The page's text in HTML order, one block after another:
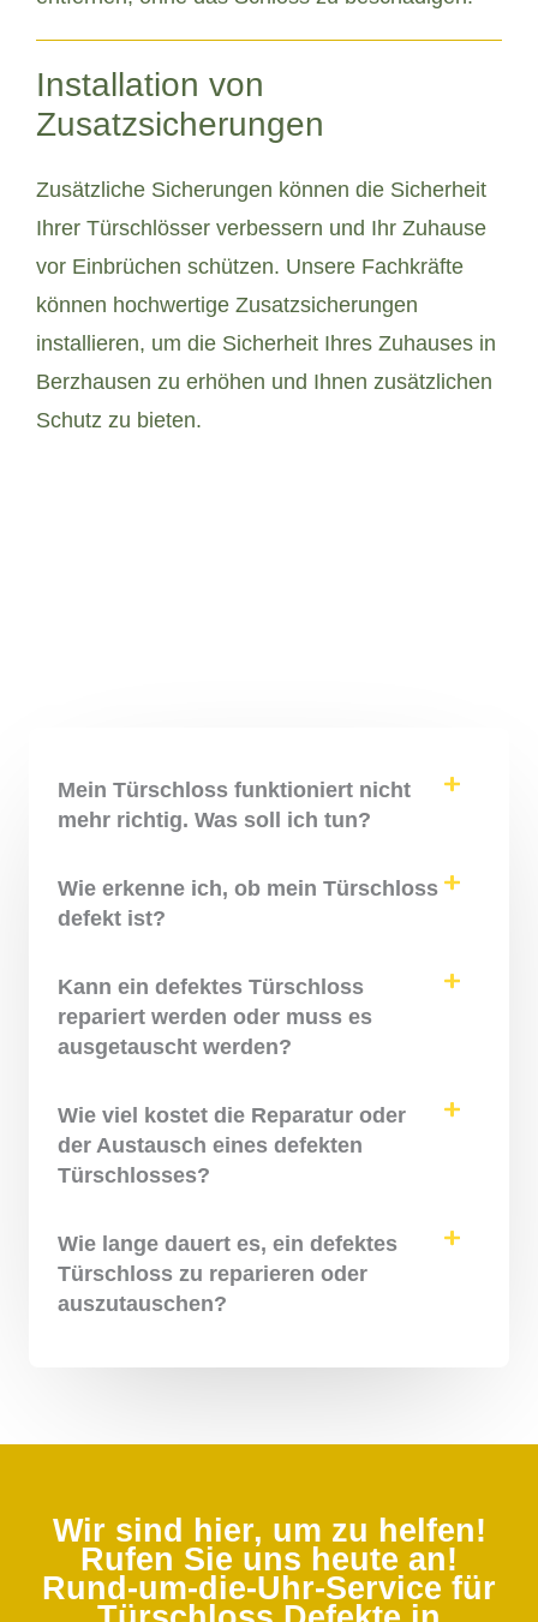
Installation von
Zusatzsicherungen
Zusätzliche Sicherungen können die Sicherheit
Ihrer Türschlösser verbessern und Ihr Zuhause
vor Einbrüchen schützen. Unsere Fachkräfte
können hochwertige Zusatzsicherungen
installieren, um die Sicherheit Ihres Zuhauses in
Berzhausen zu erhöhen und Ihnen zusätzlichen
Schutz zu bieten.
Mein Türschloss funktioniert nicht
mehr richtig. Was soll ich tun?
Wie erkenne ich, ob mein Türschloss
defekt ist?
Kann ein defektes Türschloss
repariert werden oder muss es
ausgetauscht werden?
Wie viel kostet die Reparatur oder
der Austausch eines defekten
Türschlosses?
Wie lange dauert es, ein defektes
Türschloss zu reparieren oder
auszutauschen?
Wir sind hier, um zu helfen!
Rufen Sie uns heute an!
Rund-um-die-Uhr-Service für